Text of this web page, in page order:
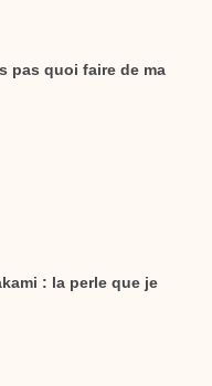
pas quoi faire de ma
: la perle que je